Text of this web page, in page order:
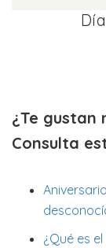
¿Te
Consulta
¿Qué es